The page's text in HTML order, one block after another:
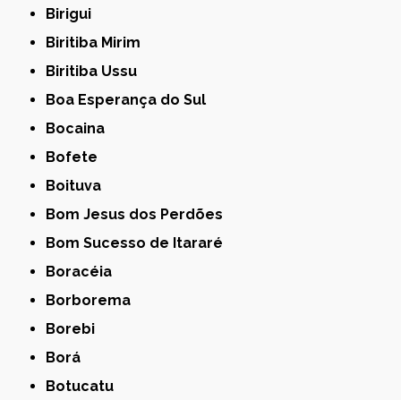
Birigui
Biritiba Mirim
Biritiba Ussu
Boa Esperança do Sul
Bocaina
Bofete
Boituva
Bom Jesus dos Perdões
Bom Sucesso de Itararé
Boracéia
Borborema
Borebi
Borá
Botucatu